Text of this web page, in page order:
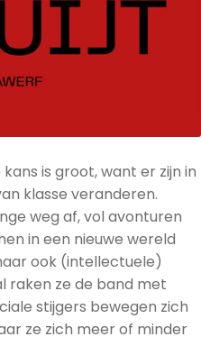
is groot, want er zijn in
klasse veranderen.
weg af, vol avonturen
in een nieuwe wereld
ook (intellectuele)
raken ze de band met
stijgers bewegen zich
ze zich meer of minder